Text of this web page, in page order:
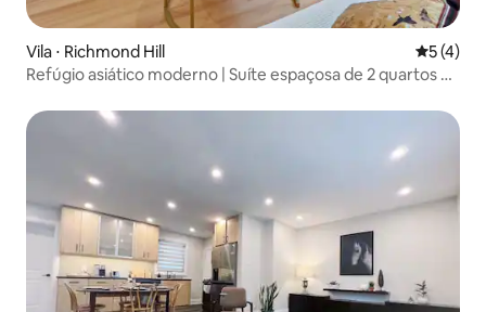
Vila ⋅ Richmond Hill 5 de
5 (4)
Refúgio asiático moderno | Suíte espaçosa de 2 quartos no